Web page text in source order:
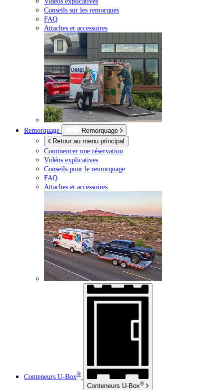
Conseils sur les remorques
FAQ
Attaches et accessoires
Remorquage
Remorquage
Retour au menu principal
Commencer une réservation
Vidéos explicatives
Conseils pour le remorquage
FAQ
Attaches et accessoires
Conteneurs U-Box®
Conteneurs U-Box®